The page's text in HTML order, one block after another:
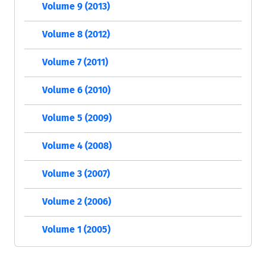
Volume 9 (2013)
Volume 8 (2012)
Volume 7 (2011)
Volume 6 (2010)
Volume 5 (2009)
Volume 4 (2008)
Volume 3 (2007)
Volume 2 (2006)
Volume 1 (2005)